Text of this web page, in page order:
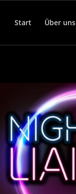
Start Über uns